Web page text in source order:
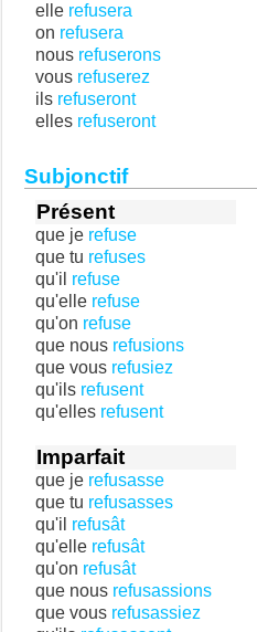
elle refusera
on refusera
nous refuserons
vous refuserez
ils refuseront
elles refuseront
Subjonctif
Présent
que je refuse
que tu refuses
qu'il refuse
qu'elle refuse
qu'on refuse
que nous refusions
que vous refusiez
qu'ils refusent
qu'elles refusent
Imparfait
que je refusasse
que tu refusasses
qu'il refusât
qu'elle refusât
qu'on refusât
que nous refusassions
que vous refusassiez